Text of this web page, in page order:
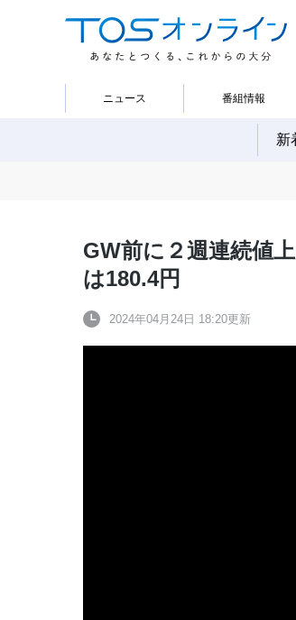
ニュース 番組情報
新
GW前に２週連続値
は180.4円
2024年04月24日 18:20更新